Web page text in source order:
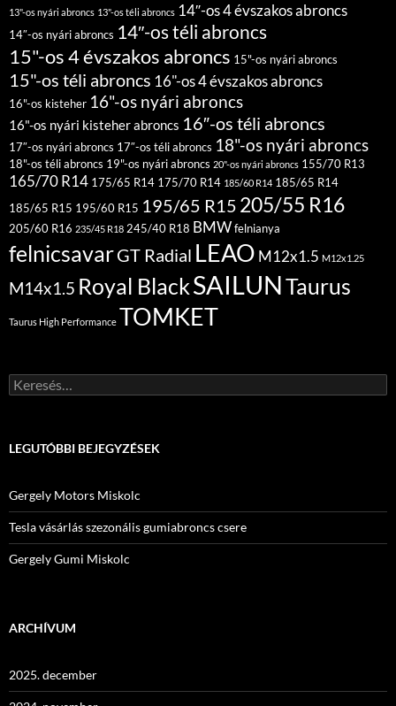
13"-os nyári abroncs 13"-os téli abroncs 14″-os 4 évszakos abroncs
14″-os nyári abroncs 14″-os téli abroncs
15"-os 4 évszakos abroncs 15"-os nyári abroncs
15"-os téli abroncs 16"-os 4 évszakos abroncs
16"-os kisteher 16"-os nyári abroncs
16"-os nyári kisteher abroncs 16″-os téli abroncs
17″-os nyári abroncs 17″-os téli abroncs 18"-os nyári abroncs
18"-os téli abroncs 19"-os nyári abroncs 20"-os nyári abroncs 155/70 R13
165/70 R14 175/65 R14 175/70 R14 185/60 R14 185/65 R14
185/65 R15 195/60 R15 195/65 R15 205/55 R16
205/60 R16 235/45 R18 245/40 R18 BMWfelnianya
felnicsavarGT Radial LEAO M12x1.5 M12x1.25
M14x1.5 Royal BlackSAILUNTaurus
Taurus High Performance TOMKET
Keresés:
LEGUTÓBBI BEJEGYZÉSEK
Gergely Motors Miskolc
Tesla vásárlás szezonális gumiabroncs csere
Gergely Gumi Miskolc
ARCHÍVUM
2025. december